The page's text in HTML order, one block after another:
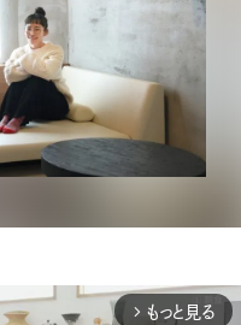
arrow_forward_ios もっと見る